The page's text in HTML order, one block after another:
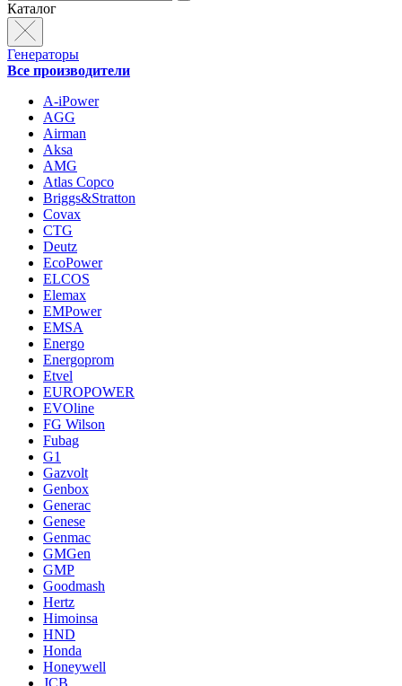
Каталог
Генераторы
Все производители
A-iPower
AGG
Airman
Aksa
AMG
Atlas Copco
Briggs&Stratton
Covax
CTG
Deutz
EcoPower
ELCOS
Elemax
EMPower
EMSA
Energo
Energoprom
Etvel
EUROPOWER
EVOline
FG Wilson
Fubag
G1
Gazvolt
Genbox
Generac
Genese
Genmac
GMGen
GMP
Goodmash
Hertz
Himoinsa
HND
Honda
Honeywell
JCB